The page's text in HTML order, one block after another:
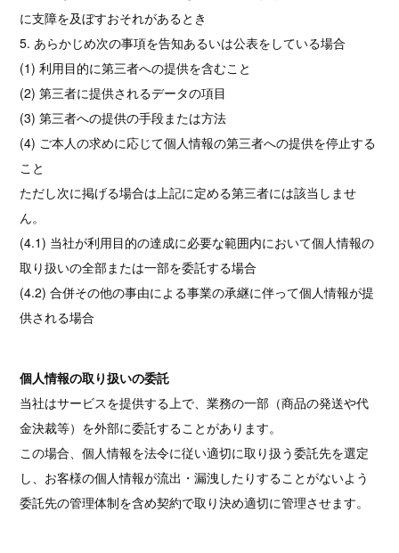
に支障を及ぼすおそれがあるとき
5. あらかじめ次の事項を告知あるいは公表をしている場合
(1) 利用目的に第三者への提供を含むこと
(2) 第三者に提供されるデータの項目
(3) 第三者への提供の手段または方法
(4) ご本人の求めに応じて個人情報の第三者への提供を停止する
こと
ただし次に掲げる場合は上記に定める第三者には該当しませ
ん。
(4.1) 当社が利用目的の達成に必要な範囲内において個人情報の
取り扱いの全部または一部を委託する場合
(4.2) 合併その他の事由による事業の承継に伴って個人情報が提
供される場合
個人情報の取り扱いの委託
当社はサービスを提供する上で、業務の一部（商品の発送や代
金決裁等）を外部に委託することがあります。
この場合、個人情報を法令に従い適切に取り扱う委託先を選定
し、お客様の個人情報が流出・漏洩したりすることがないよう
委託先の管理体制を含め契約で取り決め適切に管理させます。